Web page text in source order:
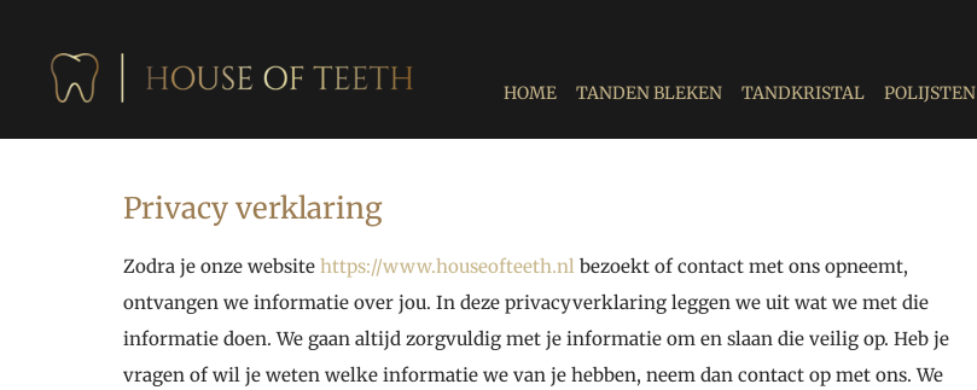
HOME TANDEN BLEKEN TANDKRISTAL POLIJSTEN
Privacy verklaring
Zodra je onze website https://www.houseofteeth.nl bezoekt of contact met ons opneemt,
ontvangen we informatie over jou. In deze privacyverklaring leggen we uit wat we met die
informatie doen. We gaan altijd zorgvuldig met je informatie om en slaan die veilig op. Heb je
vragen of wil je weten welke informatie we van je hebben, neem dan contact op met ons. We